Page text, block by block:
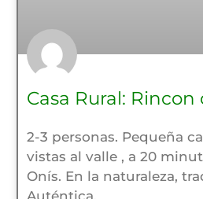
Casa Rural: Rincon
2-3 personas. Pequeña
vistas al valle , a 20
Onís. En la naturaleza,